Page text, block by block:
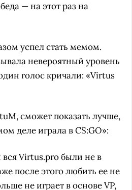
— на этот раз на
успел стать мемом.
невероятный уровень
голос кричали: «Virtus
сможет показать лучше,
деле играла в CS:GO»:
Virtus.pro были не в
после этого любить ее не
не играет в основе VP,